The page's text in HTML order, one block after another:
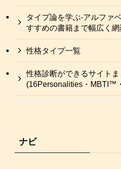
タイプ論を学ぶ-アルファ
すすめの書籍まで幅広く網
性格タイプ一覧
性格診断ができるサイトま
(16Personalities・MBTI™
ナビ